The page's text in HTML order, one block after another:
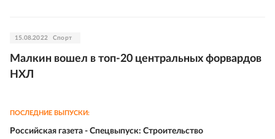
15.08.2022 Спорт
Малкин вошел в топ-20 центральных форвардов
НХЛ
ПОСЛЕДНИЕ ВЫПУСКИ:
Российская газета - Спецвыпуск: Строительство